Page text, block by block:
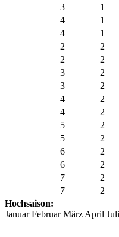
3
1
4
1
4
1
2
2
2
2
3
2
3
2
4
2
4
2
5
2
5
2
6
2
6
2
7
2
7
2
Hochsaison:
Januar Februar März April